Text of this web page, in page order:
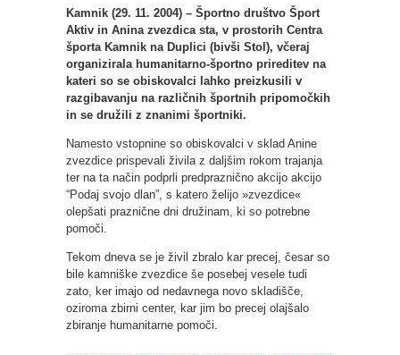
Kamnik (29. 11. 2004) – Športno društvo Šport
Aktiv in Anina zvezdica sta, v prostorih Centra
športa Kamnik na Duplici (bivši Stol), včeraj
organizirala humanitarno-športno prireditev na
kateri so se obiskovalci lahko preizkusili v
razgibavanju na različnih športnih pripomočkih
in se družili z znanimi športniki.
Namesto vstopnine so obiskovalci v sklad Anine
zvezdice prispevali živila z daljšim rokom trajanja
ter na ta način podprli predpraznično akcijo akcijo
“Podaj svojo dlan”, s katero želijo »zvezdice«
olepšati praznične dni družinam, ki so potrebne
pomoči.
Tekom dneva se je živil zbralo kar precej, česar so
bile kamniške zvezdice še posebej vesele tudi
zato, ker imajo od nedavnega novo skladišče,
oziroma zbirni center, kar jim bo precej olajšalo
zbiranje humanitarne pomoči.